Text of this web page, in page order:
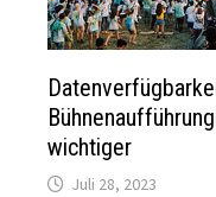
wichtiger
Juli 28, 2023